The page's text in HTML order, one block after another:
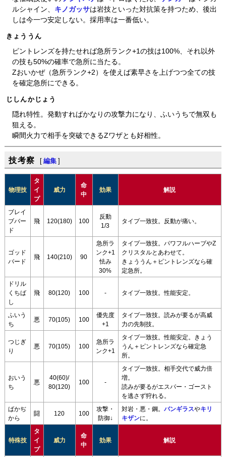
ルシャイン、 キノガッサは岩技といった対抗策を持つため、後出
しは今一つ安定しない。採用率は一番低い。
きょううん
ピントレンズを持たせれば急所ランク+1の技は100%、それ以外
の技も50%の確率で急所に当たる。
Zおいかぜ（急所ランク+2）を使えば素早さを上げつつ全ての技
を確定急所にできる。
じしんかじょう
隠れ特性。発動すればかなりの攻撃力になり、ふいうちで無双も
狙える。
瞬間火力で相手を突破できるZワザとも好相性。
技考察 [ 編集 ]
物理技
タ
イ
プ
威力
命
中
効果 解説
ブレイ
ブバー
ド
飛 120(180) 100
反動
1/3
タイプ一致技。反動が痛い。
ゴッド
バード
飛 140(210) 90
急所ラ
ンク+1
怯み
30%
タイプ一致技。パワフルハーブやZ
クリスタルとあわせて。
きょううん＋ピントレンズなら確
定急所。
ドリル
くちば
し
飛 80(120) 100 - タイプ一致技。性能安定。
ふいう
ち
悪 70(105) 100
優先度
+1
タイプ一致技。読みが要るが高威
力の先制技。
つじぎ
り
悪 70(105) 100
急所ラ
ンク+1
タイプ一致技。性能安定。きょう
うん＋ピントレンズなら確定急
所。
おいう
ち
悪
40(60)/
80(120)
100 -
タイプ一致技。相手交代で威力倍
増。
読みが要るがエスパー・ゴースト
を逃さず狩れる。
ばかぢ
から
闘 120 100
攻撃・
防御↓
対岩・悪・鋼。 バンギラスやキリ
キザンに。
特殊技
タ
イ
プ
威力
命
中
効果 解説